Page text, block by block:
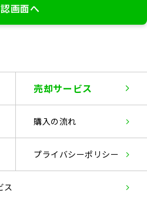
画面へ
売却サービス
購入の流れ
ス
プライバシーポリシー